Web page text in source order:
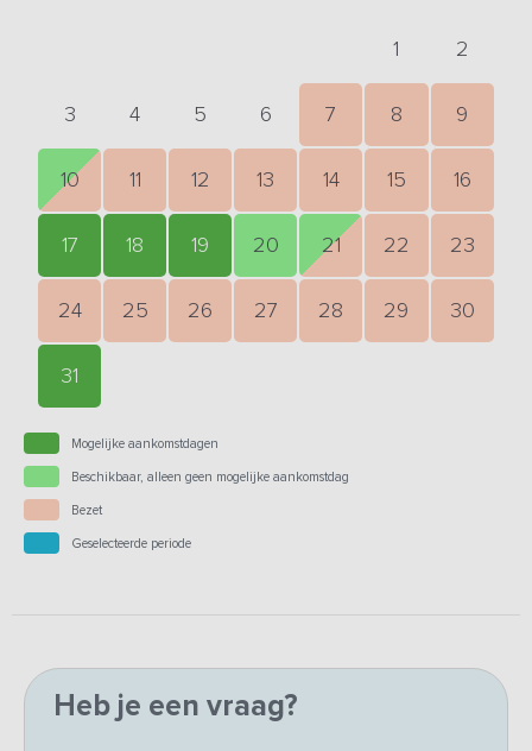
1 2
3 4 5 6 7 8 9
10 11 12 13 14 15 16
17 18 19 20 21 22 23
24 25 26 27 28 29 30
31
Mogelijke aankomstdagen
Beschikbaar, alleen geen mogelijke aankomstdag
Bezet
Geselecteerde periode
Heb je een vraag?